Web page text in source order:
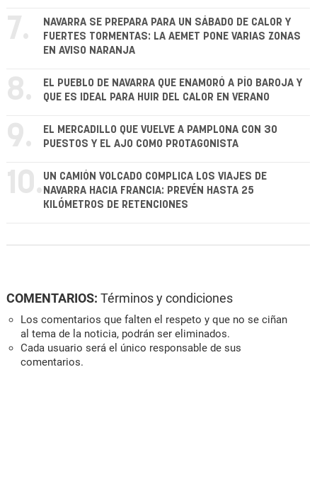
7.
NAVARRA SE PREPARA PARA UN SÁBADO DE CALOR Y
FUERTES TORMENTAS: LA AEMET PONE VARIAS ZONAS
EN AVISO NARANJA
8.
EL PUEBLO DE NAVARRA QUE ENAMORÓ A PÍO BAROJA Y
QUE ES IDEAL PARA HUIR DEL CALOR EN VERANO
9.
EL MERCADILLO QUE VUELVE A PAMPLONA CON 30
PUESTOS Y EL AJO COMO PROTAGONISTA
10. UN CAMIÓN VOLCADO COMPLICA LOS VIAJES DE
NAVARRA HACIA FRANCIA: PREVÉN HASTA 25
KILÓMETROS DE RETENCIONES
COMENTARIOS: Términos y condiciones
Los comentarios que falten el respeto y que no se ciñan
al tema de la noticia, podrán ser eliminados.
Cada usuario será el único responsable de sus
comentarios.